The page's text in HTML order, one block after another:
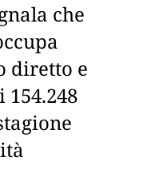
che
diretto e